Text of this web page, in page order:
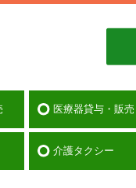
医療器貸与・販売
介護タクシー